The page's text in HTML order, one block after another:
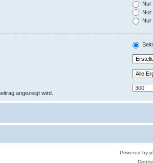
Nur
Nur
Nur
angezeigt wird.
Powered by